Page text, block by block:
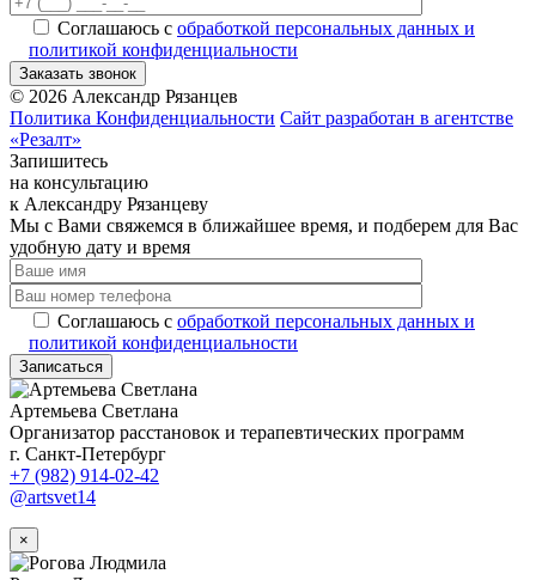
Соглашаюсь с обработкой персональных данных и
политикой конфиденциальности
Заказать звонок
© 2026 Александр Рязанцев
Политика Конфиденциальности Сайт разработан в агентстве
«Резалт»
Запишитесь
на консультацию
к Александру Рязанцеву
Мы с Вами свяжемся в ближайшее время, и подберем для Вас
удобную дату и время
Соглашаюсь с обработкой персональных данных и
политикой конфиденциальности
Записаться
Артемьева Светлана
Организатор расстановок и терапевтических программ
г. Санкт-Петербург
+7 (982) 914-02-42
@artsvet14
×